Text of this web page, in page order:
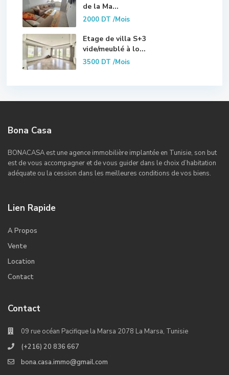
de la Ma...
2000 DT/Mois
Etage de villa S+3
vide/meublé à lo...
3500 DT/Mois
Bona Casa
BONACASA est une agence immobilière implantée en Tunisie, son but
est de vous accompagner et de vous guider dans le choix d’habitation
adéquate ou la cession dans les meilleures conditions de vos biens.
Lien Rapide
A Propos
Vente
Location
Contact
Contact
09 rue océan Pacifique la Marsa 2078 La Marsa, Tunisie
(+216) 20 836 667
bona.casa.immo@gmail.com